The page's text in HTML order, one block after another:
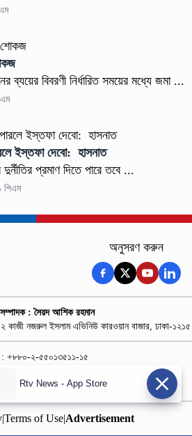
ব্যয়ের বিবরণী নির্ধারিত সময়ের মধ্যে জমা ...
ইস্তফা দেবো: হাসনাত
প্রমাণ দিতে পারে তবে ...
পিএম
অনুসরণ করুন
: সৈয়দ আশিক রহমান
কাজী নজরুল ইসলাম এভিনিউ কারওয়ান বাজার, ঢাকা-১২১৫
+৮৮০-২-৫৫০১৩৫১১-১৫
rtvdigitalad@gmail.com
|Terms of Use|Advertisement
Rtv News - App Store